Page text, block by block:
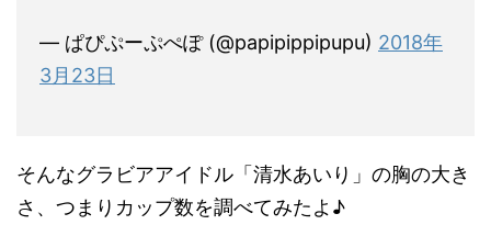
— ぱぴぷーぷぺぽ (@papipippipupu) 2018年
3月23日
そんなグラビアアイドル「清水あいり」の胸の大き
さ、つまりカップ数を調べてみたよ♪